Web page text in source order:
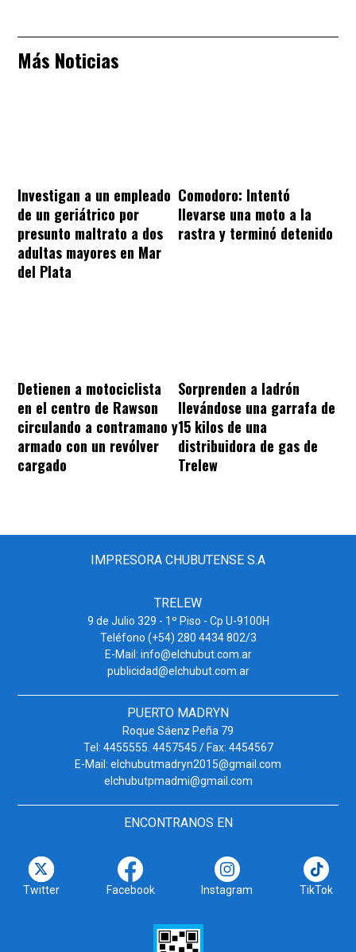
Más Noticias
Investigan a un empleado
de un geriátrico por
presunto maltrato a dos
adultas mayores en Mar
del Plata
Comodoro: Intentó
llevarse una moto a la
rastra y terminó detenido
Detienen a motociclista
en el centro de Rawson
circulando a contramano y
armado con un revólver
cargado
Sorprenden a ladrón
llevándose una garrafa de
15 kilos de una
distribuidora de gas de
Trelew
IMPRESORA CHUBUTENSE S.A
TRELEW
9 de Julio 329 - 1º Piso - Cp U-9100H
Teléfono (+54) 280 4434 802/3
E-Mail: info@elchubut.com.ar
publicidad@elchubut.com.ar
PUERTO MADRYN
Roque Sáenz Peña 79
Tel: 4455555. 4457545 / Fax: 4454567
E-Mail: elchubutmadryn2015@gmail.com
elchubutpmadmi@gmail.com
ENCONTRANOS EN
Twitter Facebook Instagram TikTok